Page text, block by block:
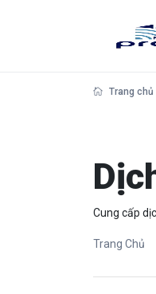
Trang chủ
Cung cấp
Trang Chủ